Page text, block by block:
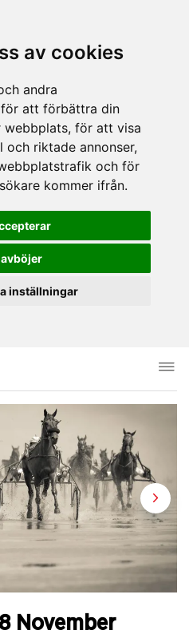
av cookies
andra
att förbättra din
webbplats, för att visa
riktade annonser,
och för
kommer ifrån.
inställningar
November